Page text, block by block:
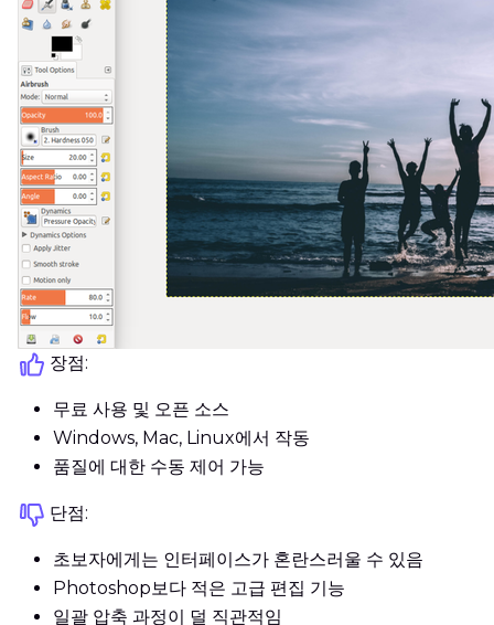
장점:
무료 사용 및 오픈 소스
Windows, Mac, Linux에서 작동
품질에 대한 수동 제어 가능
단점:
초보자에게는 인터페이스가 혼란스러울 수 있음
Photoshop보다 적은 고급 편집 기능
일괄 압축 과정이 덜 직관적임